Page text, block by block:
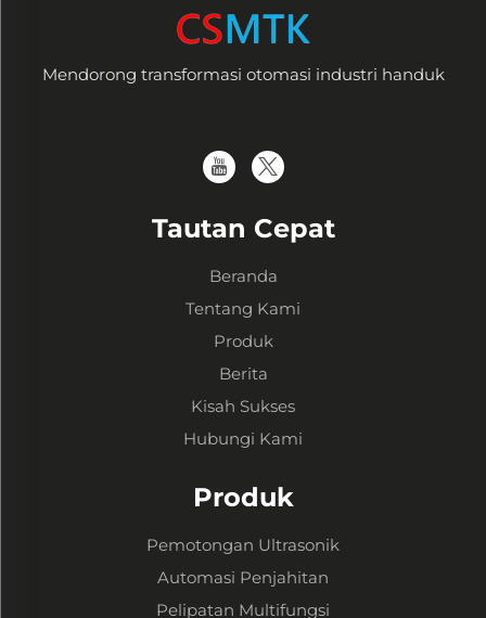
Mendorong transformasi otomasi industri handuk
Tautan Cepat
Beranda
Tentang Kami
Produk
Berita
Kisah Sukses
Hubungi Kami
Produk
Pemotongan Ultrasonik
Automasi Penjahitan
Pelipatan Multifungsi